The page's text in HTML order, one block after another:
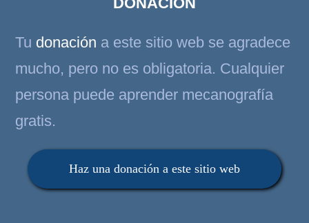
Tu donación a este sitio web se agradece
mucho, pero no es obligatoria. Cualquier
persona puede aprender mecanografía
gratis.
Haz una donación a este sitio web